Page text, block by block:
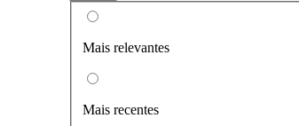
Mais relevantes
Mais recentes